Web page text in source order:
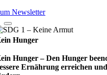
Newsletter
Hunger
Hunger – Den Hunger
Ernährung erreichen